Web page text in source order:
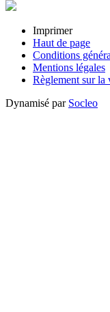
Imprimer
Haut de page
Conditions
Mentions légales
Règlement sur la
Dynamisé par Socleo